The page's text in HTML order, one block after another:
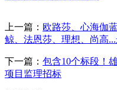
上一篇： 欧路莎、心海伽
鲸、法恩莎、理想、尚高​...
下一篇： 包含10个标段！
项目监理招标